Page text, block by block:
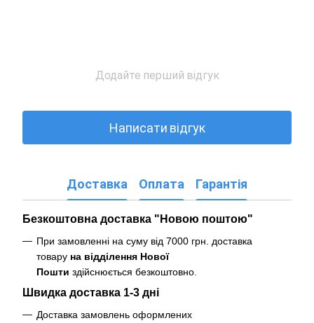
Додайте перший відгук
Написати відгук
Доставка Оплата Гарантія
Безкоштовна доставка "Новою поштою"
При замовленні на суму від 7000 грн. доставка
товару на відділення Нової
Пошти здійснюється безкоштовно
Швидка доставка 1-3 дні
Доставка замовлень оформлених